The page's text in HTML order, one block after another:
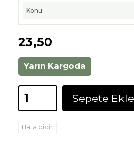
Konu:
23,50
Yarın Kargoda
Sepete Ekle
Hata bildir